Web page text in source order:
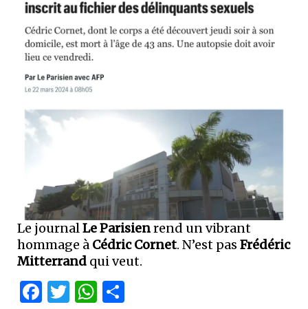
Le journalLe Parisienrend un vibrant
hommage à Cédric Cornet. N’est pas Frédéric
Mitterrand qui veut.
Facebook
Twitter
WhatsApp